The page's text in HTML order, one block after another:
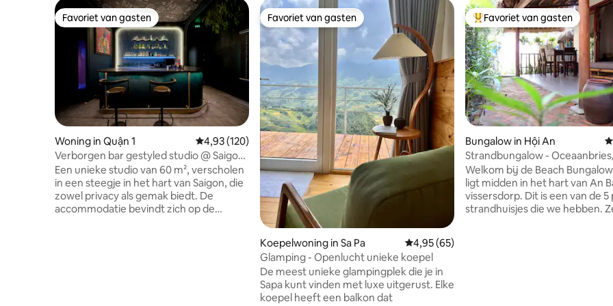
Favoriet van gasten
Favoriet van gasten
Woning in Quận 1 Gemiddelde beoordeling van 4,93 op 5, 120 recensies
4,93 (120)
Verborgen bar gestyled studio @ Saigon
Alleyway
Een unieke studio van 60 m², verscholen
in een steegje in het hart van Saigon, die
zowel privacy als gemak biedt. De
accommodatie bevindt zich op de
Favoriet van gasten
Favoriet van gasten
Koepelwoning in Sa Pa Gemiddelde beoordeling van 4,95 op 5, 65
4,95 (65)
Glamping - Openlucht unieke koepel
De meest unieke glampingplek die je in
Sapa kunt vinden met luxe uitgerust. Elke
koepel heeft een balkon dat
Topfavoriet van gasten
Favoriet van gasten
Bungalow in Hội An
Strandbungalow -
kingsize bed
Welkom bij de Beach
ligt midden in het hart van An
vissersdorp. Dit is een van de
strandhuisjes die we hebben.